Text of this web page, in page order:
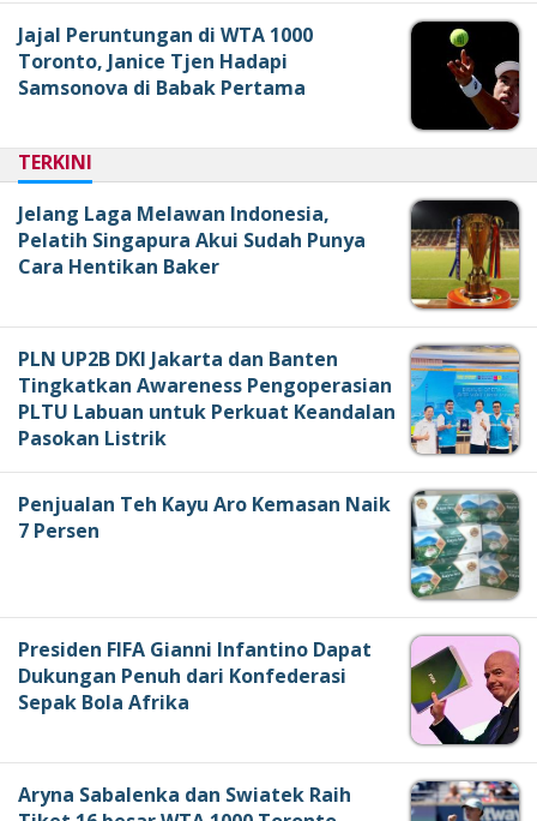
Jajal Peruntungan di WTA 1000
Toronto, Janice Tjen Hadapi
Samsonova di Babak Pertama
TERKINI
Jelang Laga Melawan Indonesia,
Pelatih Singapura Akui Sudah Punya
Cara Hentikan Baker
PLN UP2B DKI Jakarta dan Banten
Tingkatkan Awareness Pengoperasian
PLTU Labuan untuk Perkuat Keandalan
Pasokan Listrik
Penjualan Teh Kayu Aro Kemasan Naik
7 Persen
Presiden FIFA Gianni Infantino Dapat
Dukungan Penuh dari Konfederasi
Sepak Bola Afrika
Aryna Sabalenka dan Swiatek Raih